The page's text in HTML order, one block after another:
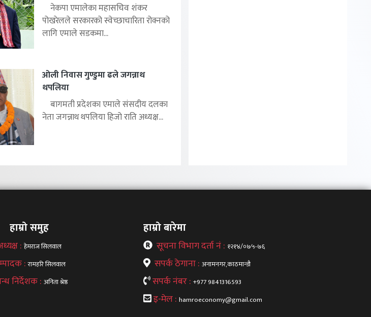
नेकपा एमालेका महासचिव शंकर
पोखरेलले सरकारको स्वेच्छाचारिता रोक्नको
लागि एमाले सडकमा...
ओली निवास गुण्डुमा ढले जगन्नाथ
थपलिया
बागमती प्रदेशका एमाले संसदीय दलका
नेता जगन्नाथ थपलिया हिजो राति अध्यक्ष...
हाम्रो समुह
:हेमराज सिलवाल
:रामहरि सिलवाल
निर्देशक : अनिता श्रेष्ठ
हाम्रो बारेमा
सूचना विभाग दर्ता नं : १२१४/०७५-७६
सपर्क ठेगाना : अनामनगर,काठमान्डौ
सपर्क नंबर : +977 9841316593
इ-मेल :hamroeconomy@gmail.com